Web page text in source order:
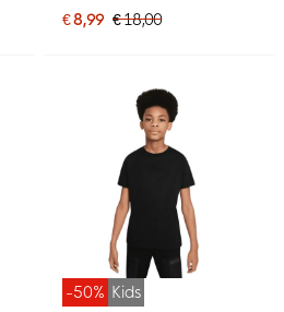
€ 8,99 € 18,00
-50% Kids